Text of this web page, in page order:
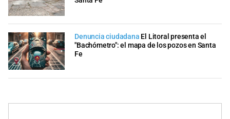
Denuncia ciudadana El Litoral presenta el
"Bachómetro": el mapa de los pozos en Santa
Fe